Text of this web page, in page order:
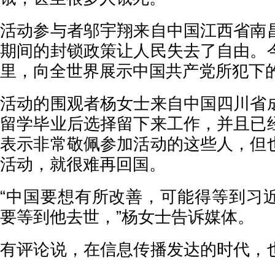
活动参与者邬宇翔来自中国江西省南
期间的封锁政策让人民失去了自由。
里，向全世界展示中国共产党所犯下
活动的围观者杨女士来自中国四川省
留学毕业后选择留下来工作，并且已
表示非常敬佩参加活动的这些人，但
活动，就很难再回国。
“中国要想有所改善，可能得等到习
要等到他去世，”杨女士告诉媒体。
有评论说，在信息传播发达的时代，